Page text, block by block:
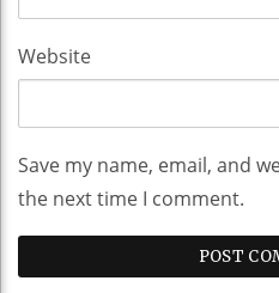
Website
Save my name, email, and
the next time I comment.